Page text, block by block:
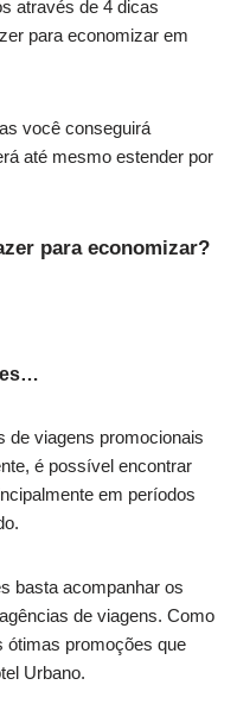
através de 4 dicas
para economizar em
você conseguirá
até mesmo estender por
para economizar?
de viagens promocionais
é possível encontrar
em períodos
basta acompanhar os
de viagens. Como
ótimas promoções que
Urbano.